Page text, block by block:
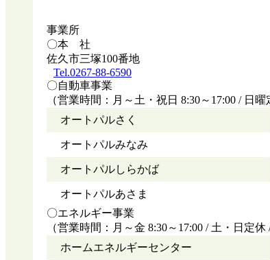
事業所
〇本 社
佐久市三塚100番地
Tel.0267-88-6590
〇自動車事業
（営業時間：月～土・祝日 8:30～17:00 / 日曜
オートパルさく
オートパルみなみ
オートパルしらかば
オートパルあさま
〇エネルギー事業
（営業時間：月～金 8:30～17:00 / 土・日定休
ホームエネルギーセンター